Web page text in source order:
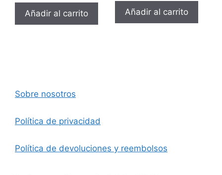
Añadir al carrito Añadir al carrito
Sobre nosotros
Política de privacidad
Política de devoluciones y reembolsos